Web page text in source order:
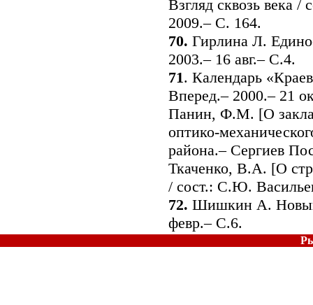
Взгляд сквозь века
2009.– С. 164.
70. Гирлина Л.
2003.– 16 авг.– С.4.
71. Календарь
Вперед.– 2000.– 21
Панин, Ф.М. [О
оптико-
района.– Сергиев
Ткаченко, В.А. [О
/ сост.: С.Ю.
72. Шишкин А. Новый
февр.– С.6.